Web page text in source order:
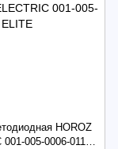
HOROZ
001-005-0006-011